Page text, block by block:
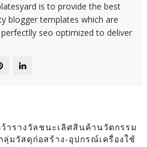
is to provide the best
blogger templates which are
seo optimized to deliver
ารางวัลชนะเลิศสินค้านวัตกรรม
มวัสดุก่อสร้าง-อุปกรณ์เครื่องใช้